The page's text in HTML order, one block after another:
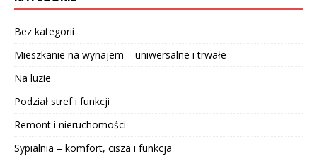
Bez kategorii
Mieszkanie na wynajem – uniwersalne i trwałe
Na luzie
Podział stref i funkcji
Remont i nieruchomości
Sypialnia – komfort, cisza i funkcja